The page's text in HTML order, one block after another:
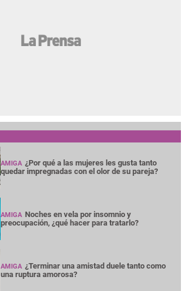
AMIGA ¿Por qué a las mujeres les gusta tanto
quedar impregnadas con el olor de su pareja?
AMIGA Noches en vela por insomnio y
preocupación, ¿qué hacer para tratarlo?
AMIGA ¿Terminar una amistad duele tanto como
una ruptura amorosa?